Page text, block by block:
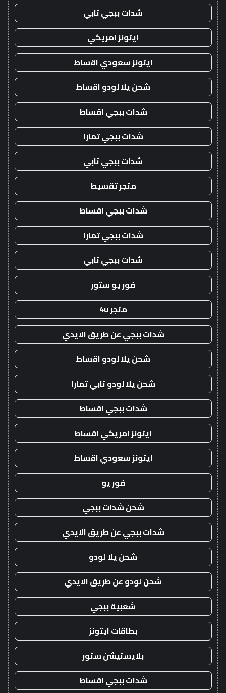
شدات ببجي تابي
ايتونز امريكي
ايتونز سعودي اقساط
شحن يلا لودو اقساط
شدات ببجي اقساط
شدات ببجي تمارا
شدات ببجي تابي
متجر تقسيط
شدات ببجي اقساط
شدات ببجي تمارا
شدات ببجي تابي
فور يو ستور
متجر 4u
شدات ببجي عن طريق الايدي
شحن يلا لودو اقساط
شحن يلا لودو تابي تمارا
شدات ببجي اقساط
ايتونز امريكي اقساط
ايتونز سعودي اقساط
فور يو
شحن شدات ببجي
شدات ببجي عن طريق الايدي
شحن يلا لودو
شحن لودو عن طريق الايدي
شعبية ببجي
بطاقات ايتونز
بلايستيشن ستور
شدات ببجي اقساط